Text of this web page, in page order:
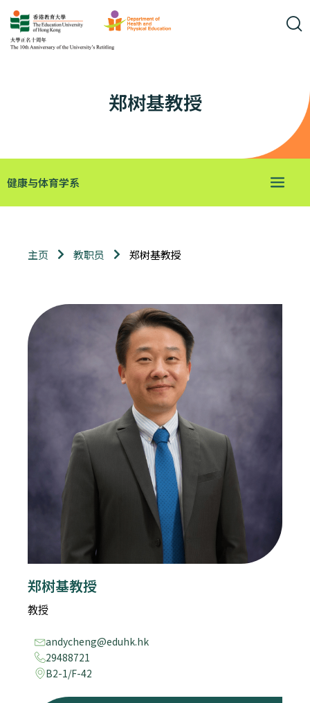
郑树基教授
健康与体育学系
主页 教职员 郑树基教授
郑树基教授
教授
andycheng@eduhk.hk
29488721
B2-1/F-42